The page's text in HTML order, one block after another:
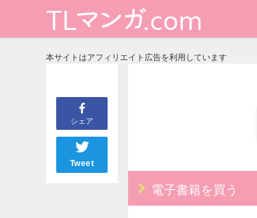
本サイトはアフィリエイト広告を利用しています
シェア
Tweet
電子書籍を買う